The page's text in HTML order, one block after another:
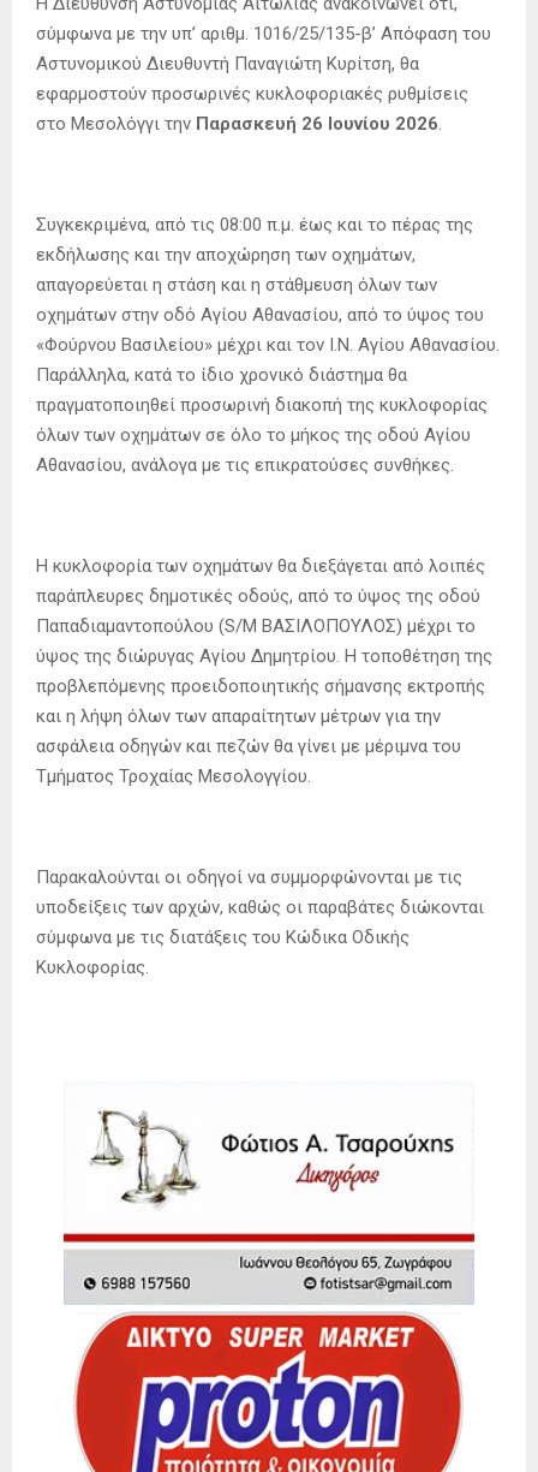
σύμφωνα με την υπ’ αριθμ. 1016/25/135-β’ Απόφαση του
Αστυνομικού Διευθυντή Παναγιώτη Κυρίτση, θα
εφαρμοστούν προσωρινές κυκλοφοριακές ρυθμίσεις
στο Μεσολόγγι την Παρασκευή 26 Ιουνίου 2026.
Συγκεκριμένα, από τις 08:00 π.μ. έως και το πέρας της
εκδήλωσης και την αποχώρηση των οχημάτων,
απαγορεύεται η στάση και η στάθμευση όλων των
οχημάτων στην οδό Αγίου Αθανασίου, από το ύψος του
«Φούρνου Βασιλείου» μέχρι και τον Ι.Ν. Αγίου Αθανασίου.
Παράλληλα, κατά το ίδιο χρονικό διάστημα θα
πραγματοποιηθεί προσωρινή διακοπή της κυκλοφορίας
όλων των οχημάτων σε όλο το μήκος της οδού Αγίου
Αθανασίου, ανάλογα με τις επικρατούσες συνθήκες.
Η κυκλοφορία των οχημάτων θα διεξάγεται από λοιπές
παράπλευρες δημοτικές οδούς, από το ύψος της οδού
Παπαδιαμαντοπούλου (S/M ΒΑΣΙΛΟΠΟΥΛΟΣ) μέχρι το
ύψος της διώρυγας Αγίου Δημητρίου. Η τοποθέτηση της
προβλεπόμενης προειδοποιητικής σήμανσης εκτροπής
και η λήψη όλων των απαραίτητων μέτρων για την
ασφάλεια οδηγών και πεζών θα γίνει με μέριμνα του
Τμήματος Τροχαίας Μεσολογγίου.
Παρακαλούνται οι οδηγοί να συμμορφώνονται με τις
υποδείξεις των αρχών, καθώς οι παραβάτες διώκονται
σύμφωνα με τις διατάξεις του Κώδικα Οδικής
Κυκλοφορίας.